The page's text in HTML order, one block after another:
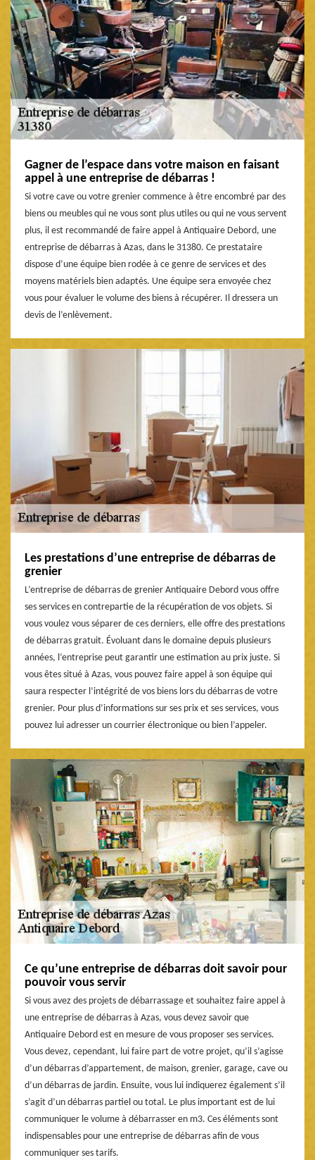
Gagner de l’espace dans votre maison en faisant
appel à une entreprise de débarras !
Si votre cave ou votre grenier commence à être encombré par des
biens ou meubles qui ne vous sont plus utiles ou qui ne vous servent
plus, il est recommandé de faire appel à Antiquaire Debord, une
entreprise de débarras à Azas, dans le 31380. Ce prestataire
dispose d’une équipe bien rodée à ce genre de services et des
moyens matériels bien adaptés. Une équipe sera envoyée chez
vous pour évaluer le volume des biens à récupérer. Il dressera un
devis de l’enlèvement.
Les prestations d’une entreprise de débarras de
grenier
L’entreprise de débarras de grenier Antiquaire Debord vous offre
ses services en contrepartie de la récupération de vos objets. Si
vous voulez vous séparer de ces derniers, elle offre des prestations
de débarras gratuit. Évoluant dans le domaine depuis plusieurs
années, l’entreprise peut garantir une estimation au prix juste. Si
vous êtes situé à Azas, vous pouvez faire appel à son équipe qui
saura respecter l’intégrité de vos biens lors du débarras de votre
grenier. Pour plus d’informations sur ses prix et ses services, vous
pouvez lui adresser un courrier électronique ou bien l’appeler.
Ce qu’une entreprise de débarras doit savoir pour
pouvoir vous servir
Si vous avez des projets de débarrassage et souhaitez faire appel à
une entreprise de débarras à Azas, vous devez savoir que
Antiquaire Debord est en mesure de vous proposer ses services.
Vous devez, cependant, lui faire part de votre projet, qu’il s’agisse
d’un débarras d’appartement, de maison, grenier, garage, cave ou
d’un débarras de jardin. Ensuite, vous lui indiquerez également s’il
s’agit d’un débarras partiel ou total. Le plus important est de lui
communiquer le volume à débarrasser en m3. Ces éléments sont
indispensables pour une entreprise de débarras afin de vous
communiquer ses tarifs.